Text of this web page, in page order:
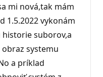
mi nová,tak mám
1.5.2022 vykonám
suborov,a
systemu
a príklad